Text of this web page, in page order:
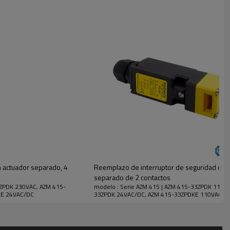
separado, 4
230VAC, AZM 415-
24VAC/DC
Reemplazo de interruptor de seguridad de
separado de 2 contactos
modelo : Serie AZM 415 | AZM 415-33ZPDK
33ZPDK 24VAC/DC, AZM 415-33ZPDKE 110VAC,